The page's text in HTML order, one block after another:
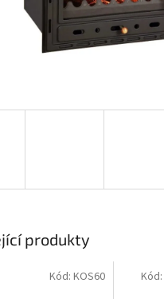
produkty
Kód: KOS60 Kód: